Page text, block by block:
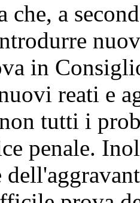
che, a
in
reati e
tutti i
penale.